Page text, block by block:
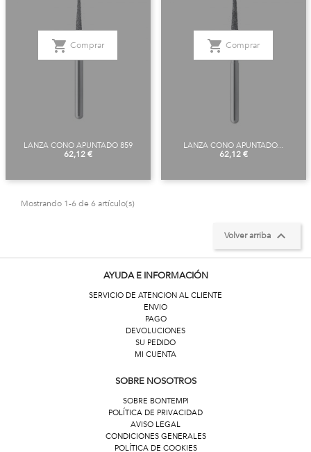
LANZA CONO APUNTADO 859
Precio
62,12 €
shopping_cart Comprar
LANZA CONO APUNTADO...
Precio
62,12 €
shopping_cart Comprar
Mostrando 1-6 de 6 artículo(s)
Volver arriba 
AYUDA E INFORMACIÓN
SERVICIO DE ATENCION AL CLIENTE
ENVIO
PAGO
DEVOLUCIONES
SU PEDIDO
MI CUENTA
SOBRE NOSOTROS
SOBRE BONTEMPI
POLÍTICA DE PRIVACIDAD
AVISO LEGAL
CONDICIONES GENERALES
POLÍTICA DE COOKIES